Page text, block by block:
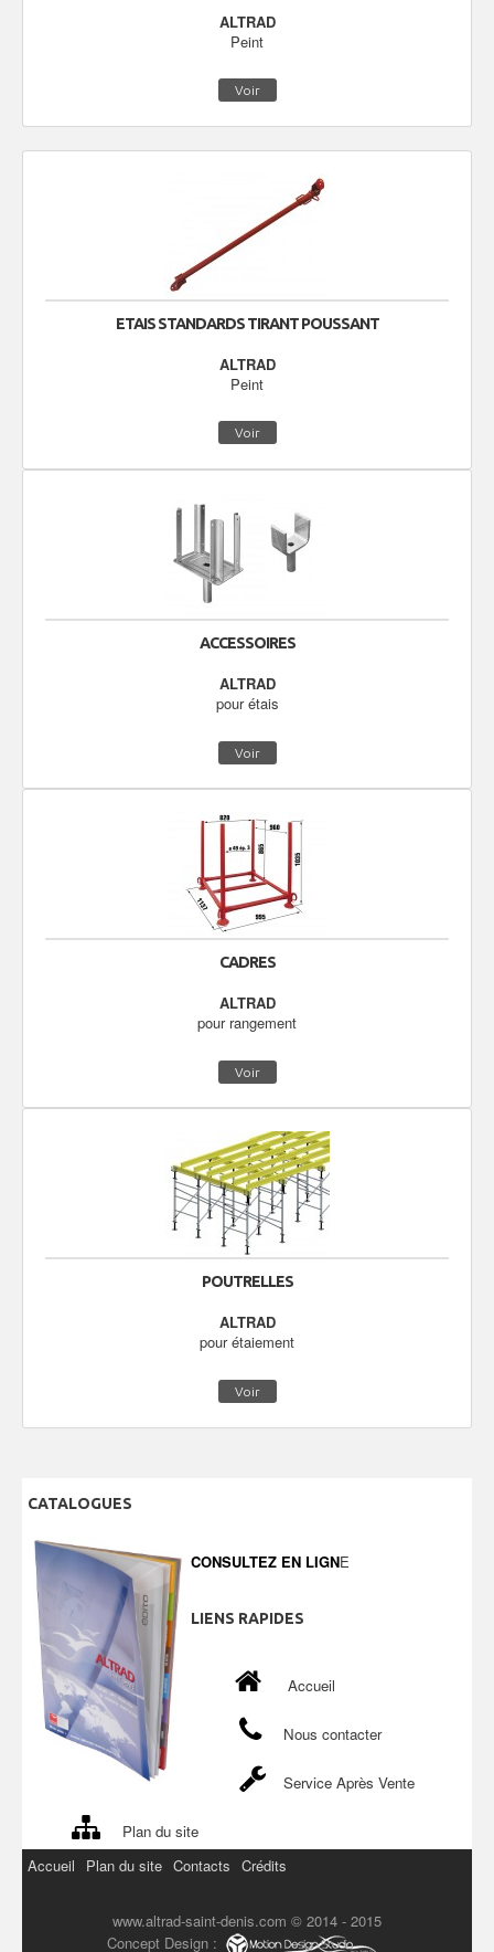
ALTRAD
Peint
Voir
ETAIS STANDARDS TIRANT POUSSANT
ALTRAD
Peint
Voir
ACCESSOIRES
ALTRAD
pour étais
Voir
CADRES
ALTRAD
pour rangement
Voir
POUTRELLES
ALTRAD
pour étaiement
Voir
CATALOGUES
CONSULTEZ EN LIGNE
LIENS RAPIDES
Accueil
Nous contacter
Service Après Vente
Plan du site
Accueil
Plan du site Contacts Crédits
www.altrad-saint-denis.com © 2014 - 2015
Concept Design :